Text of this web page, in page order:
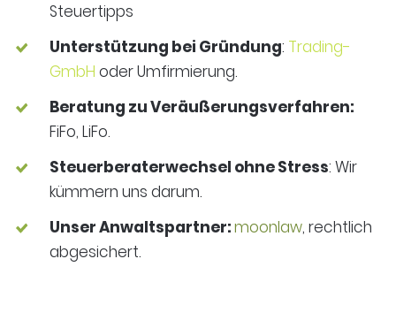
Steuertipps
Unterstützung bei Gründung: Trading-
GmbH oder Umfirmierung.
Beratung zu Veräußerungsverfahren:
FiFo, LiFo.
Steuerberaterwechsel ohne Stress: Wir
kümmern uns darum.
Unser Anwaltspartner:moonlaw, rechtlich
abgesichert.